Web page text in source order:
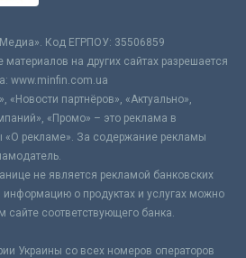
Код ЕГРПОУ: 35506859
на других сайтах разрешается
www.minfin.com.ua
«Новости партнёров», «Актуально»,
«Промо» – это реклама в
«О рекламе». За содержание рекламы
не является рекламой банковских
о продуктах и услугах можно
сайте соответствующего банка.
Украины со всех номеров операторов